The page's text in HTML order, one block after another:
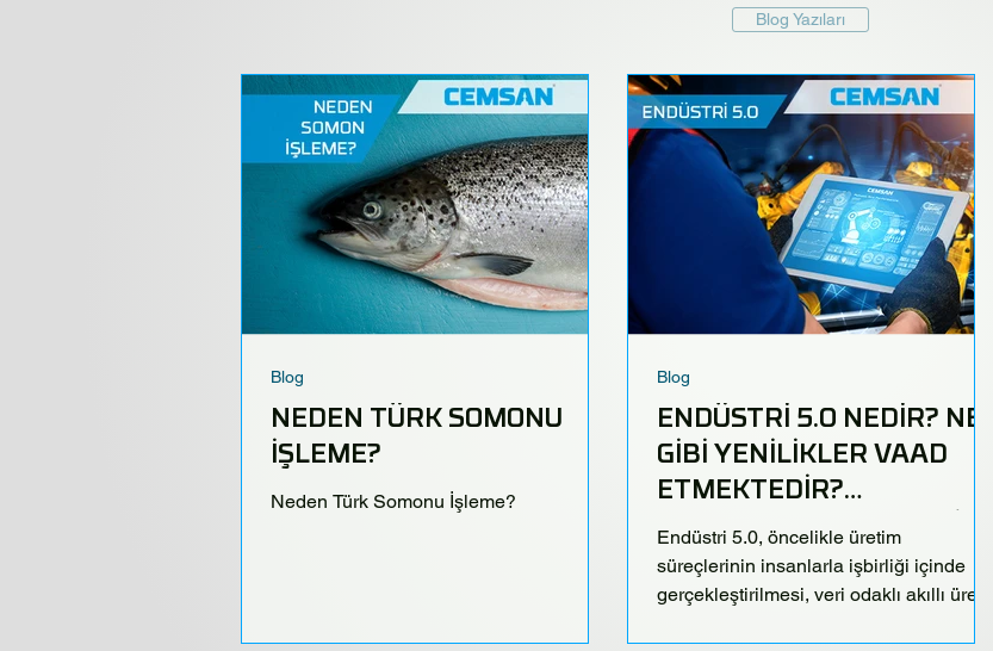
Blog Yazıları
NEDEN TÜRK SOMONU
İŞLEME?
Neden Türk Somonu İşleme?
Blog
ENDÜSTRİ 5.0 NEDİR? NE
GİBİ YENİLİKLER VAAD
ETMEKTEDİR?
AVANTAJLARI NELERDİR?
Endüstri 5.0, öncelikle üretim
süreçlerinin insanlarla işbirliği içinde
gerçekleştirilmesi, veri odaklı akıllı üretim
Blog